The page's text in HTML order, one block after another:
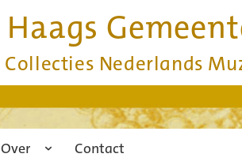
Haags
Collecties Nederlands
Over Contact